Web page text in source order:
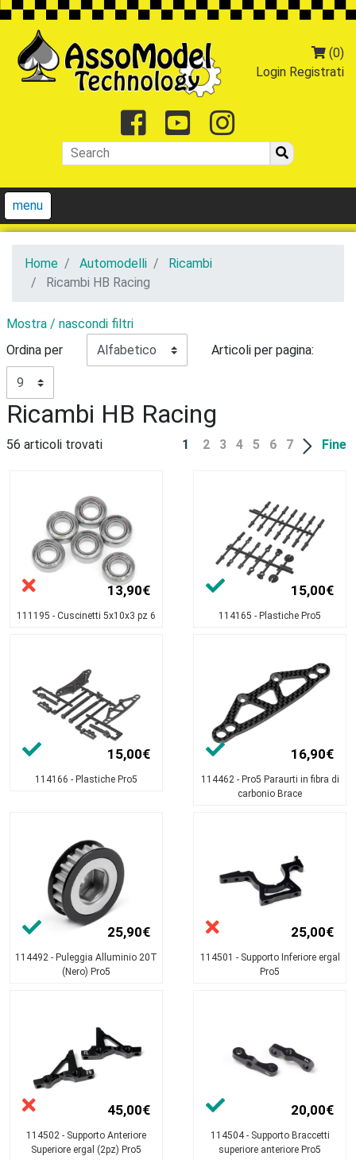
(0)
Login Registrati
Facebook
Youtube
menu
Home Automodelli
Ricambi
Ricambi HB Racing
Mostra / nascondi filtri
Ordina per
Articoli per pagina:
Ricambi HB Racing
56 articoli trovati 1 2 3 4 5 6 7 Fine
13,90€
111195 - Cuscinetti 5x10x3 pz 6
15,00€
114165 - Plastiche Pro5
15,00€
114166 - Plastiche Pro5
16,90€
114462 - Pro5 Paraurti in fibra di
carbonio Brace
25,90€
114492 - Puleggia Alluminio 20T
(Nero) Pro5
25,00€
114501 - Supporto Inferiore ergal
Pro5
45,00€
114502 - Supporto Anteriore
Superiore ergal (2pz) Pro5
20,00€
114504 - Supporto Braccetti
superiore anteriore Pro5